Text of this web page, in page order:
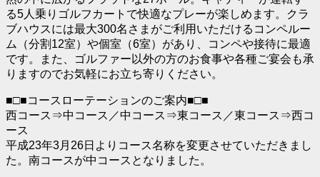
る5人乗りゴルフカートで快適なプレーが楽しめます。クラ
ブハウスには最大300名さまがご利用いただけるコンペルー
ム（分割12室）や個室（6室）があり、コンペや接待に最適
です。また、ゴルファー以外の方のお食事や各種ご宴会も承
りますのでお気軽にお立ち寄りください。
■□■コースローテーションのご案内■□■
西コース⇒中コース／中コース⇒東コース／東コース⇒西コ
ース
平成23年3月26日よりコース名称を変更させていただきまし
た。南コースが中コースとなりました。